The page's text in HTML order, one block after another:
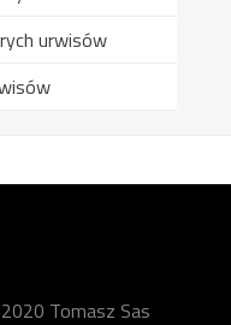
urwisów
Tomasz Sas